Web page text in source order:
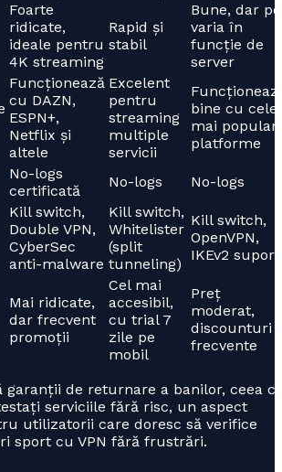
Foarte
ridicate,
ideale pentru
4K streaming
Rapid și
stabil
Bune, dar
varia în
funcție de
server
Funcționează
cu DAZN,
ESPN+,
Netflix și
altele
Excelent
pentru
streaming
multiple
servicii
bine cu cele
mai
platforme
No-logs
certificată
No-logs No-logs
Kill switch,
Double VPN,
CyberSec
anti-malware
Kill switch,
Whitelister
(split
tunneling)
Kill switch,
OpenVPN,
IKEv2 suport
Mai ridicate,
dar frecvent
promoții
Cel mai
accesibil,
cu trial 7
zile pe
mobil
Preț
moderat,
discounturi
frecvente
garanții de returnare a banilor, ceea
serviciile fără risc, un aspect
utilizatorii care doresc să verifice
sport cu VPN fără frustrări.